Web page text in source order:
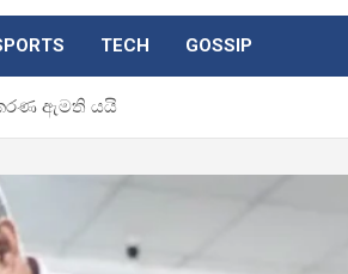
TECH GOSSIP
ඇමති යයි